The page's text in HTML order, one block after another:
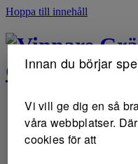
Hoppa till innehåll
Gräsroten
Innan du börjar
Vi vill ge dig en så
våra webbplatser.
cookies för att